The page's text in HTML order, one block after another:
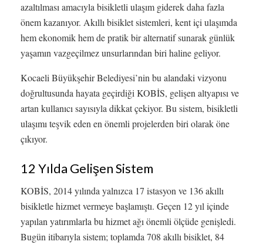
azaltılması amacıyla bisikletli ulaşım giderek daha fazla
önem kazanıyor. Akıllı bisiklet sistemleri, kent içi ulaşımda
hem ekonomik hem de pratik bir alternatif sunarak günlük
yaşamın vazgeçilmez unsurlarından biri haline geliyor.
Kocaeli Büyükşehir Belediyesi’nin bu alandaki vizyonu
doğrultusunda hayata geçirdiği KOBİS, gelişen altyapısı ve
artan kullanıcı sayısıyla dikkat çekiyor. Bu sistem, bisikletli
ulaşımı teşvik eden en önemli projelerden biri olarak öne
çıkıyor.
12 Yılda Gelişen Sistem
KOBİS, 2014 yılında yalnızca 17 istasyon ve 136 akıllı
bisikletle hizmet vermeye başlamıştı. Geçen 12 yıl içinde
yapılan yatırımlarla bu hizmet ağı önemli ölçüde genişledi.
Bugün itibarıyla sistem; toplamda 708 akıllı bisiklet, 84